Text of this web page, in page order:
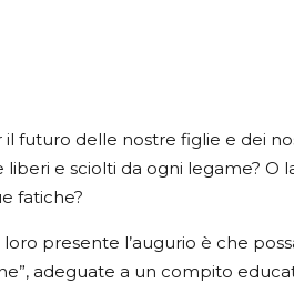
futuro delle nostre figlie e dei
e sciolti da ogni legame? O
fatiche?
presente l’augurio è che
adeguate a un compito